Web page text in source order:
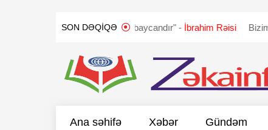
SON DƏQIQƏ
"Qarabağ Azərbaycandır" - İbrahim Rəisi Bizim
Ana səhifə Xəbər Gündəm